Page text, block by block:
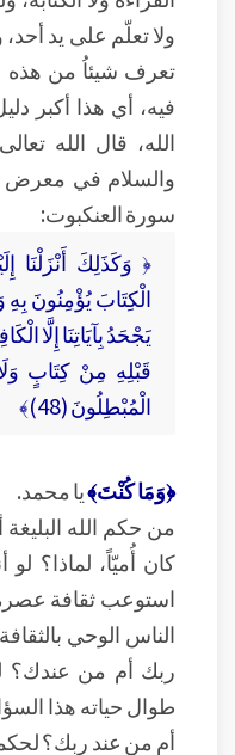
ولا تعلّم على يد
تعرف شيئاُ من هذه
فيه، أي هذا أكبر
الله، قال الله
والسلام في معرض
سورة العنكبوت:
﴿ وَكَذَلِكَ أَنْزَلْنَا
الْكِتَابَ يُؤْمِنُونَ
قَبْلِهِ مِنْ كِتَابٍ
الْمُبْطِلُونَ (48)﴾
﴿وَمَا كُنْتَ﴾يا محمد.
من حكم الله البليغة
كان أُميّاً، لماذا؟
استوعب ثقافة
الناس الوحي
ربك أم من عندك؟
طوال حياته هذا
أم من عند ربك؟